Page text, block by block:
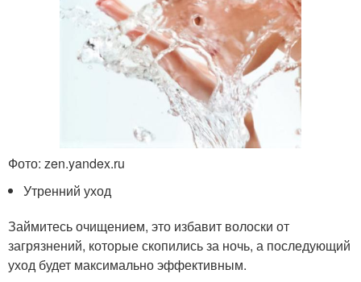
Фото: zen.yandex.ru
Утренний уход
Займитесь очищением, это избавит волоски от
загрязнений, которые скопились за ночь, а последующий
уход будет максимально эффективным.